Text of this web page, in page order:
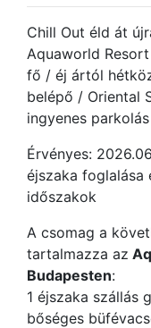
Chill Out éld át
Aquaworld
fő / éj ártól
belépő / Oriental
ingyenes
Érvényes:
éjszaka foglalása
időszakok
A csomag a
tartalmazza az
Budapesten:
1 éjszaka szállás
bőséges